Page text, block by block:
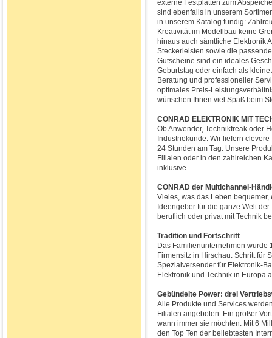
externe Festplatten zum
sind ebenfalls in unserem
in unserem Katalog fündig:
Kreativität im Modellbau keine
hinaus auch sämtliche Elektronik
Steckerleisten sowie die
Gutscheine sind ein ideales
Geburtstag oder einfach als
Beratung und professioneller
optimales Preis-
wünschen Ihnen viel Spaß beim
CONRAD ELEKTRONIK MIT
Ob Anwender, Technikfreak oder
Industriekunde: Wir liefern
24 Stunden am Tag. Unsere
Filialen oder in den zahlreichen
inklusive…
CONRAD der Multichannel-
Vieles, was das Leben
Ideengeber für die ganze Welt
beruflich oder privat mit Technik
Tradition und Fortschritt
Das Familienunternehmen
Firmensitz in Hirschau. Schritt für
Spezialversender für Elektronik-
Elektronik und Technik in Europa
Gebündelte Power: drei
Alle Produkte und Services
Filialen angeboten. Ein großer
wann immer sie möchten. Mit 6
den Top Ten der beliebtesten